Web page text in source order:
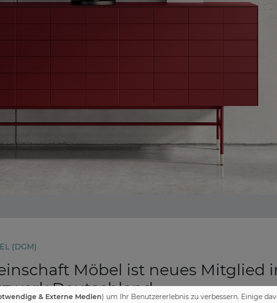
(DGM)
Möbel ist neues Mitglied
Deutschland
& Externe Medien) um Ihr Benutzererlebnis zu verbessern. Einige